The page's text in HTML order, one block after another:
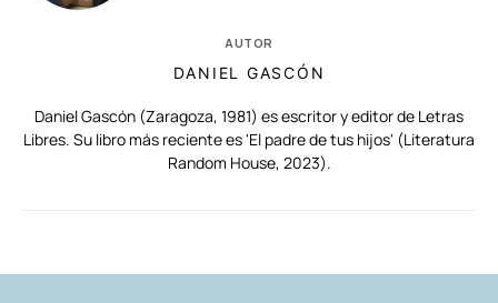
AUTOR
DANIEL GASCÓN
Daniel Gascón (Zaragoza, 1981) es escritor y editor de Letras
Libres. Su libro más reciente es 'El padre de tus hijos' (Literatura
Random House, 2023).